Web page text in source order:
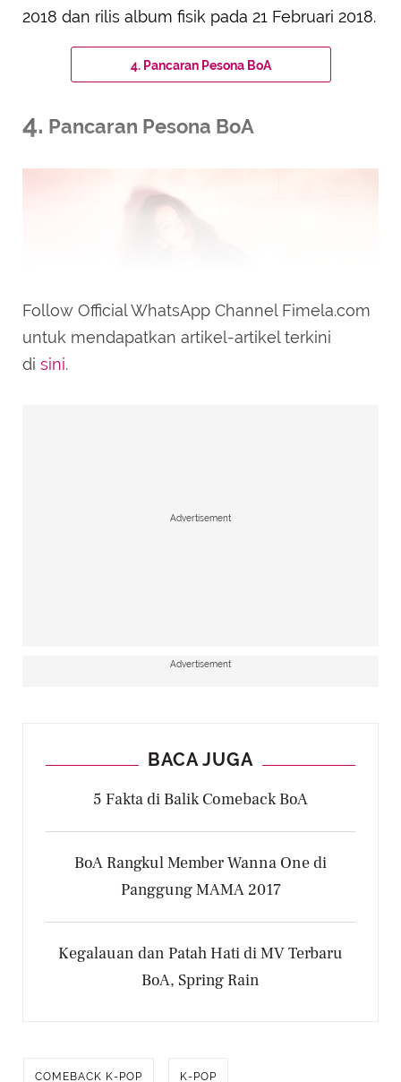
2018 dan rilis album fisik pada 21 Februari 2018.
4. Pancaran Pesona BoA
4. Pancaran Pesona BoA
BoA (Twitter/SMTOWNGLOBAL)
panjang mengkilap dan mengenakan celana
berpose sembari berdiri dan kembali sambil
memegang rambutnya. Selain itu, comeback
lagu One Shot, Two Shot sendiri akan dikemas
dalam sentuhan deep house.
Follow Official WhatsApp Channel Fimela.com
untuk mendapatkan artikel-artikel terkini
di sini.
Advertisement
Advertisement
BACA JUGA
5 Fakta di Balik Comeback BoA
BoA Rangkul Member Wanna One di
Panggung MAMA 2017
Kegalauan dan Patah Hati di MV Terbaru
BoA, Spring Rain
COMEBACK K-POP K-POP